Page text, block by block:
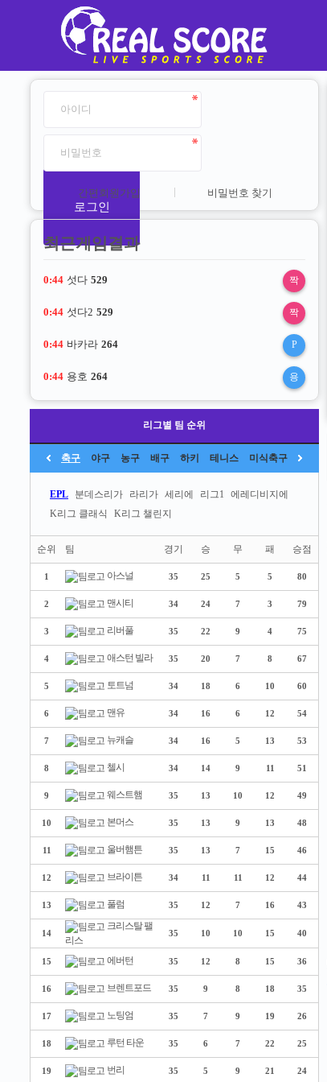
로그인
간편회원가입 비밀번호 찾기
최근게임결과
0:44 섯다 529 짝
0:44 섯다2 529 짝
0:44 바카라 264 P
0:44 용호 264 용
리그별 팀 순위
축구 야구 농구 배구 하키 테니스 미식축구
EPL 분데스리가 라리가 세리에 리그1
에레디비지에
K리그 클래식
K리그 챌린지
순위 팀 경기 승 무 패 승점
1 아스널 35 25 5 5 80
2 맨시티 34 24 7 3 79
3 리버풀 35 22 9 4 75
4 애스턴 빌라 35 20 7 8 67
5 토트넘 34 18 6 10 60
6 맨유 34 16 6 12 54
7 뉴캐슬 34 16 5 13 53
8 첼시 34 14 9 11 51
9 웨스트햄 35 13 10 12 49
10 본머스 35 13 9 13 48
11 울버햄튼 35 13 7 15 46
12 브라이튼 34 11 11 12 44
13 풀럼 35 12 7 16 43
14
크리스탈 팰
리스
35 10 10 15 40
15 에버턴 35 12 8 15 36
16 브렌트포드 35 9 8 18 35
17 노팅엄 35 7 9 19 26
18 루턴 타운 35 6 7 22 25
19 번리 35 5 9 21 24